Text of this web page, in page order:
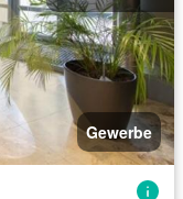
Gewerbe